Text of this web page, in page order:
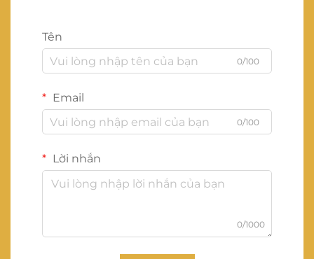
Tên
0/100
Email
0/100
Lời nhắn
0/1000